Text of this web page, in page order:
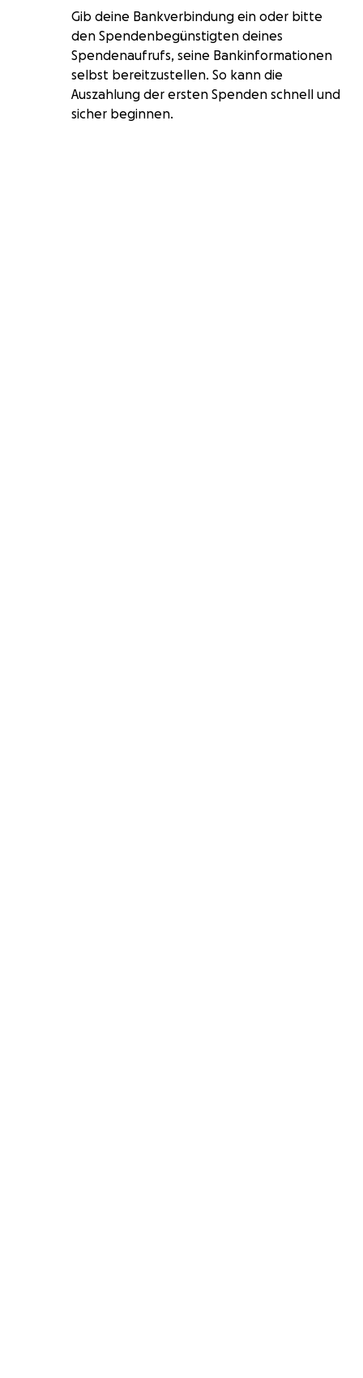
Gib deine Bankverbindung ein oder bitte
den Spendenbegünstigten deines
Spendenaufrufs, seine Bankinformationen
selbst bereitzustellen. So kann die
Auszahlung der ersten Spenden schnell und
sicher beginnen.